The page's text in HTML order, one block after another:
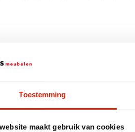
Toestemming
maakt gebruik van cookies
of bestel dit item online.
u dit opvragen via whats app